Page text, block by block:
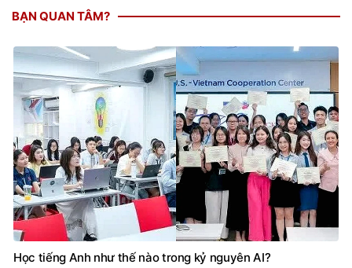
BẠN QUAN TÂM?
Học tiếng Anh như thế nào trong kỷ nguyên AI?